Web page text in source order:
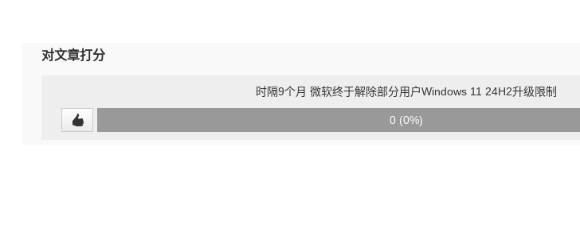
对文章打分
时隔9个月 微软终于解除部分用户Windows 11 24H2升级限制
0 (0%)